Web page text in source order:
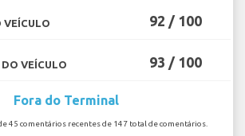
VEÍCULO 92 / 100
VEÍCULO 93 / 100
Fora do Terminal
45 comentários recentes de 147 total de comentários.